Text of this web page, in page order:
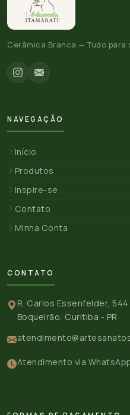
Cerâmica Branca — Tudo
NAVEGAÇÃO
Início
Produtos
Inspire-se
Contato
Minha Conta
CONTATO
R. Carlos Essenfelder, 544
Boqueirão, Curitiba - PR
Atendimento via